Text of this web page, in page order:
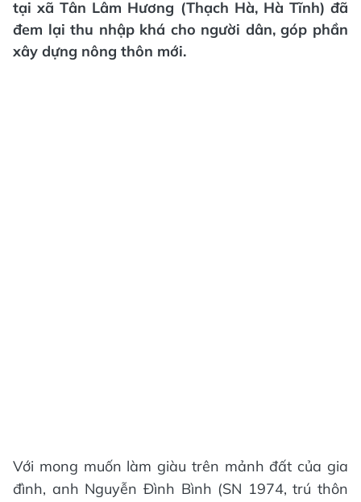
tại xã Tân Lâm Hương (Thạch Hà, Hà Tĩnh) đã
đem lại thu nhập khá cho người dân, góp phần
xây dựng nông thôn mới.
Với mong muốn làm giàu trên mảnh đất của gia
đình, anh Nguyễn Đình Bình (SN 1974, trú thôn